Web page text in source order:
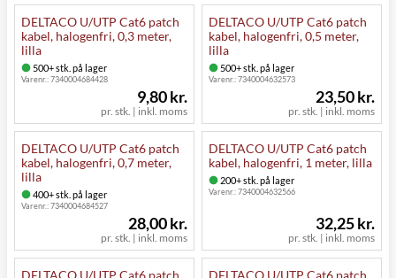
DELTACO U/UTP Cat6 patch
kabel, halogenfri, 0,3 meter,
lilla
500+ stk. på lager
Varenr.:7340004684428
pr. stk. | inkl. moms
9,80 kr.
DELTACO U/UTP Cat6 patch
kabel, halogenfri, 0,5 meter,
lilla
500+ stk. på lager
Varenr.:7340004632573
pr. stk. | inkl. moms
23,50 kr.
DELTACO U/UTP Cat6 patch
kabel, halogenfri, 0,7 meter,
lilla
400+ stk. på lager
Varenr.:7340004684527
pr. stk. | inkl. moms
28,00 kr.
DELTACO U/UTP Cat6 patch
kabel, halogenfri, 1 meter, lilla
200+ stk. på lager
Varenr.:7340004632566
pr. stk. | inkl. moms
32,25 kr.
DELTACO U/UTP Cat6 patch DELTACO U/UTP Cat6 patch